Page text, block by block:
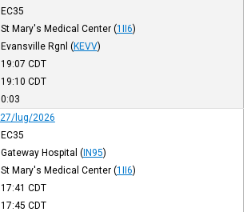
EC35
St Mary's Medical Center (1II6)
Evansville Rgnl (KEVV)
19:07 CDT
19:10 CDT
0:03
27/lug/2026
EC35
Gateway Hospital (IN95)
St Mary's Medical Center (1II6)
17:41 CDT
17:45 CDT